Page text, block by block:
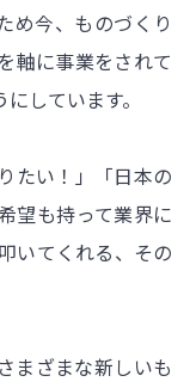
め今、ものづくり
軸に事業をされて
しています。
たい！」「日本の
望も持って業界に
いてくれる、その
まざまな新しいも